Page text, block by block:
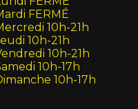
FERMÉ
10h-21h
10h-21h
10h-21h
10h-17h
10h-17h
(US)